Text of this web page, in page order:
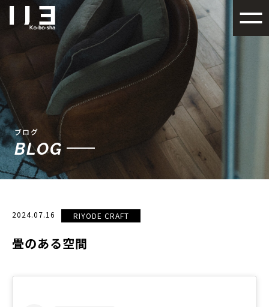
札幌でデザイン性の高い注文
ブログ
BLOG
2024.07.16 RIYODE CRAFT
畳のある空間